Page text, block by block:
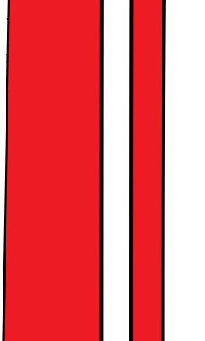
Vikt - utan stativ (kg)
Djup (cm)
VESA-kompatibel
Djup - utan stativ (cm)
Bredd - utan stativ (cm)
Mått mellan skruvfästen (mm)
Höjd (cm)